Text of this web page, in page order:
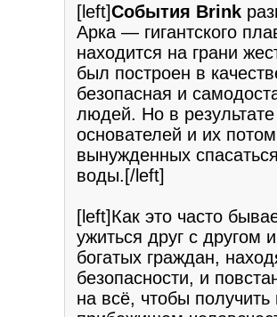
[left]События Brink
Арка — гигантского
находится на грани
был построен в
безопасная и
людей. Но в
основателей и их
вынужденных
воды.[/left]
[left]Как это часто
ужиться друг с другом
богатых граждан,
безопасности, и
на всё, чтобы